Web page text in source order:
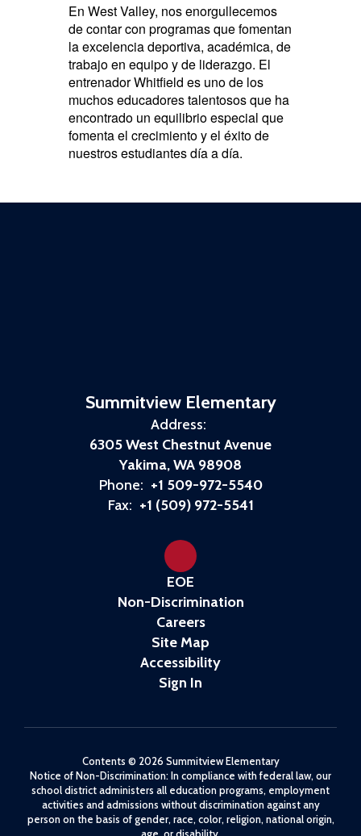
En West Valley, nos enorgullecemos
de contar con programas que fomentan
la excelencia deportiva, académica, de
trabajo en equipo y de liderazgo. El
entrenador Whitfield es uno de los
muchos educadores talentosos que ha
encontrado un equilibrio especial que
fomenta el crecimiento y el éxito de
nuestros estudiantes día a día.
Summitview Elementary
Address:
6305 West Chestnut Avenue
Yakima, WA 98908
Phone: +1 509-972-5540
Fax: +1 (509) 972-5541
EOE
Non-Discrimination
Careers
Site Map
Accessibility
Sign In
Contents © 2026 Summitview Elementary
Notice of Non-Discrimination: In compliance with federal law, our
school district administers all education programs, employment
activities and admissions without discrimination against any
person on the basis of gender, race, color, religion, national origin,
age, or disability.